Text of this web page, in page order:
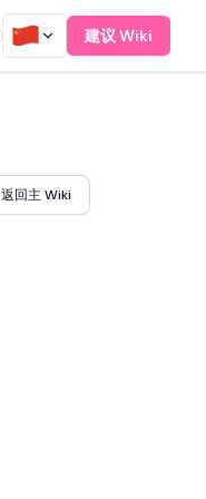
建议 Wiki
返回主 Wiki